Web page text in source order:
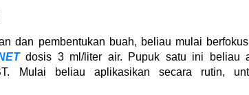
dan pembentukan buah, beliau mulai
dosis 3 ml/liter air. Pupuk satu ini beliau
Mulai beliau aplikasikan secara rutin,